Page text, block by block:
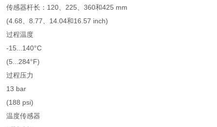
传感器杆长：120、225、360和425 mm
(4.68、8.77、14.04和16.57 inch)
过程温度
-15...140°C
(5...284°F)
过程压力
13 bar
(188 psi)
温度传感器